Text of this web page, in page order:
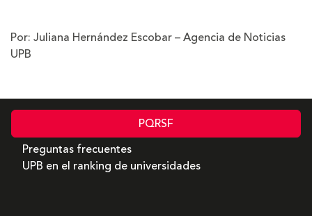
Por: Juliana Hernández Escobar – Agencia de Noticias
UPB
PQRSF
Preguntas frecuentes
UPB en el ranking de universidades